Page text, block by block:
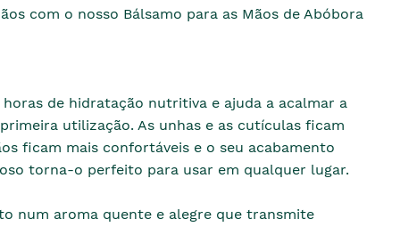
com o nosso Bálsamo para as Mãos de Abóbora
de hidratação nutritiva e ajuda a acalmar a
utilização. As unhas e as cutículas ficam
ficam mais confortáveis e o seu acabamento
torna-o perfeito para usar em qualquer lugar.
num aroma quente e alegre que transmite